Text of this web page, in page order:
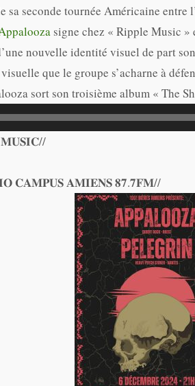
sa seconde tournée Américaine entre
signe chez « Ripple Music
nouvelle identité visuel de part
que le groupe s’acharne à
sort son troisième album « The
𝐂𝐀𝐌𝐏𝐔𝐒 𝐀𝐌𝐈𝐄𝐍𝐒 𝟖𝟕.𝟕𝐅𝐌//